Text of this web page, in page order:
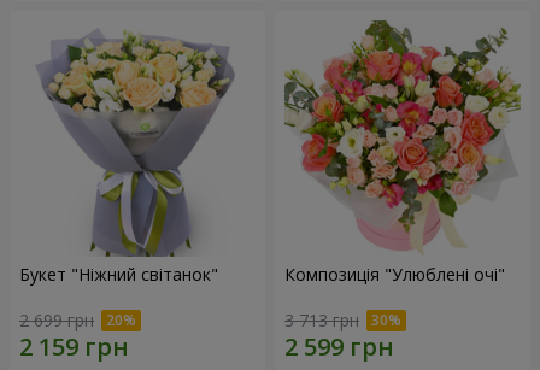
Букет "Ніжний світанок"
2 699 грн
Композиція "Улюблені очі"
3 713 грн